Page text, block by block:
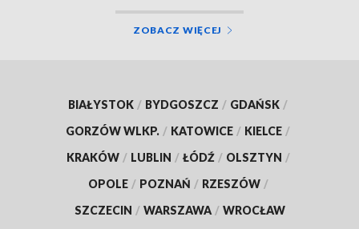
ZOBACZ WIĘCEJ
BIAŁYSTOK / BYDGOSZCZ / GDAŃSK /
GORZÓW WLKP. / KATOWICE / KIELCE /
KRAKÓW / LUBLIN / ŁÓDŹ / OLSZTYN /
OPOLE / POZNAŃ / RZESZÓW /
SZCZECIN / WARSZAWA / WROCŁAW